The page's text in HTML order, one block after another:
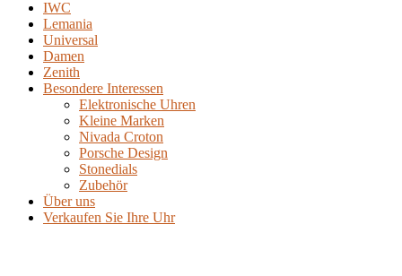
IWC
Lemania
Universal
Damen
Zenith
Besondere Interessen
Elektronische Uhren
Kleine Marken
Nivada Croton
Porsche Design
Stonedials
Zubehör
Über uns
Verkaufen Sie Ihre Uhr